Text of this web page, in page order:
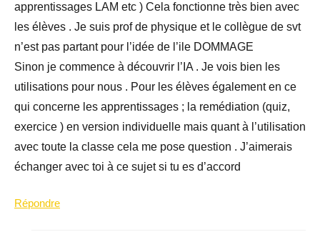
apprentissages LAM etc ) Cela fonctionne très bien avec
les élèves . Je suis prof de physique et le collègue de svt
n’est pas partant pour l’idée de l’ile DOMMAGE
Sinon je commence à découvrir l’IA . Je vois bien les
utilisations pour nous . Pour les élèves également en ce
qui concerne les apprentissages ; la remédiation (quiz,
exercice ) en version individuelle mais quant à l’utilisation
avec toute la classe cela me pose question . J’aimerais
échanger avec toi à ce sujet si tu es d’accord
Répondre